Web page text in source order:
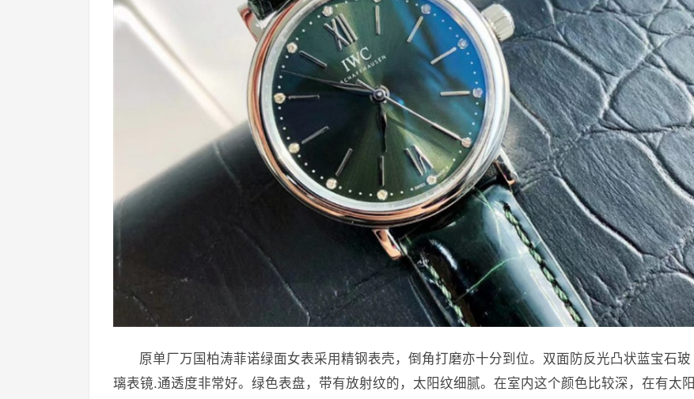
原单厂万国柏涛菲诺绿面女表采用精钢表壳，倒角打磨亦十分到位。双面防反光凸状蓝宝石玻
璃表镜.通透度非常好。绿色表盘，带有放射纹的，太阳纹细腻。在室内这个颜色比较深，在有太阳